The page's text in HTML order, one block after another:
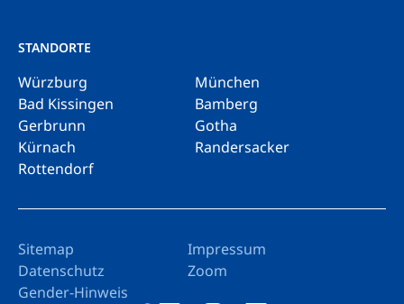
STANDORTE
Würzburg
München
Bad Kissingen
Bamberg
Gerbrunn
Gotha
Kürnach
Randersacker
Rottendorf
Sitemap
Impressum
Datenschutz
Zoom
Gender-Hinweis